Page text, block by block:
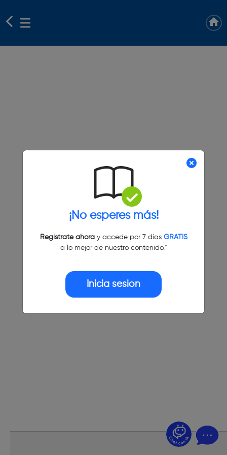
¡No esperes más!
Regístrate ahoray accede por 7 días GRATIS
a lo mejor de nuestro contenido."
Inicia sesión